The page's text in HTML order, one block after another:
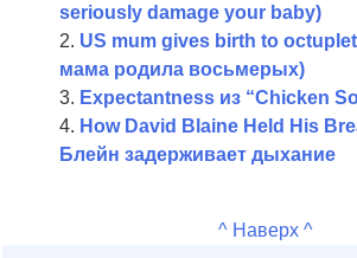
seriously damage your baby)
US mum gives birth to
мама родила восьмерых)
Expectantness из “Chicken
How David Blaine Held His
Блейн задерживает дыхание
^ Наверх ^